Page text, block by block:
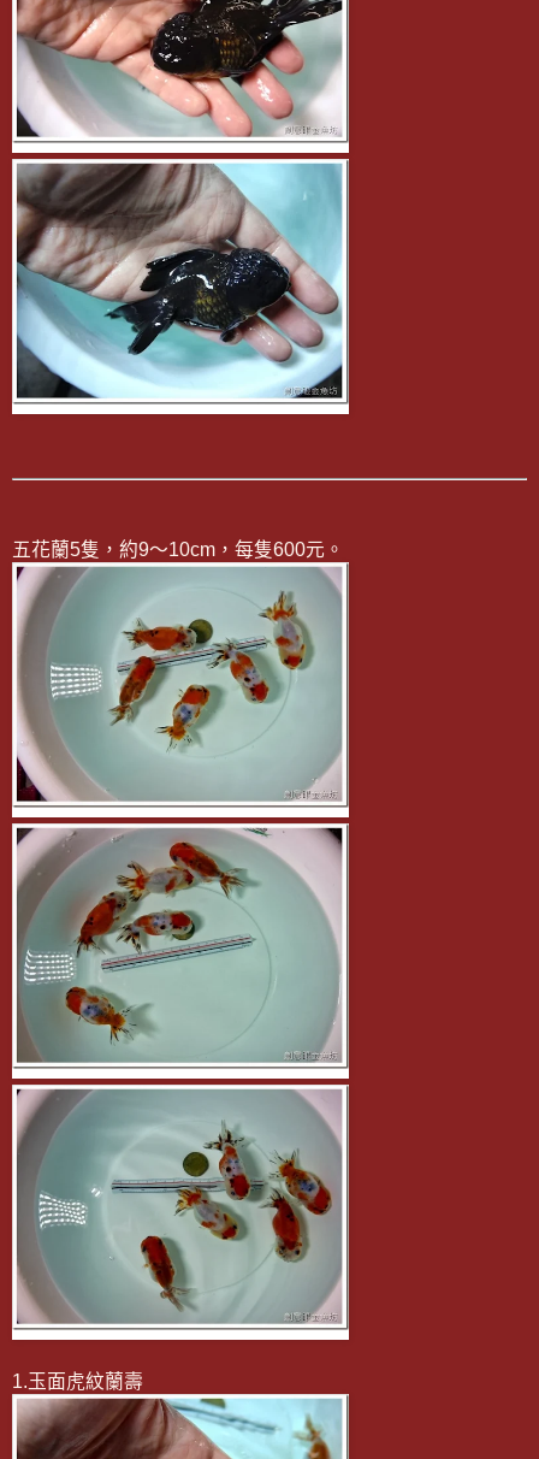
五花蘭5隻，約9～10cm，每隻600元。
1.玉面虎紋蘭壽